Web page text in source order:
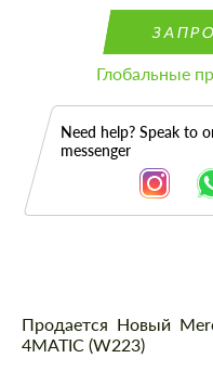
Глобальные
Need help? Speak to
messenger
Описание
Продается Новый
4MATIC (W223)